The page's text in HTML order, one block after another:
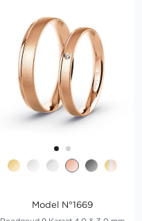
Model N°1669